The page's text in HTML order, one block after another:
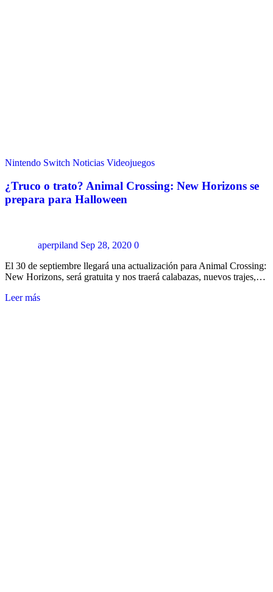
Nintendo Switch Noticias Videojuegos
¿Truco o trato? Animal Crossing: New Horizons se
prepara para Halloween
aperpiland Sep 28, 2020 0
El 30 de septiembre llegará una actualización para Animal Crossing:
New Horizons, será gratuita y nos traerá calabazas, nuevos trajes,…
Leer más